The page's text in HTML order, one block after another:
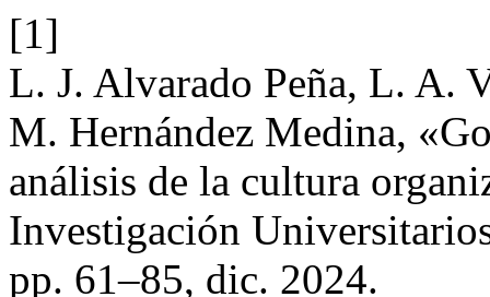
[1]
L. J. Alvarado Peña, L. A.
M. Hernández Medina,
análisis de la cultura
Investigación
pp. 61–85, dic. 2024.